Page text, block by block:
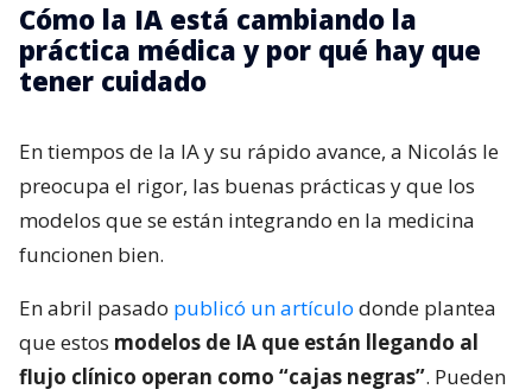
Cómo la IA está cambiando la
práctica médica y por qué hay que
tener cuidado
En tiempos de la IA y su rápido avance, a Nicolás le
preocupa el rigor, las buenas prácticas y que los
modelos que se están integrando en la medicina
funcionen bien.
En abril pasado publicó un artículo donde plantea
que estos modelos de IA que están llegando al
flujo clínico operan como “cajas negras”. Pueden